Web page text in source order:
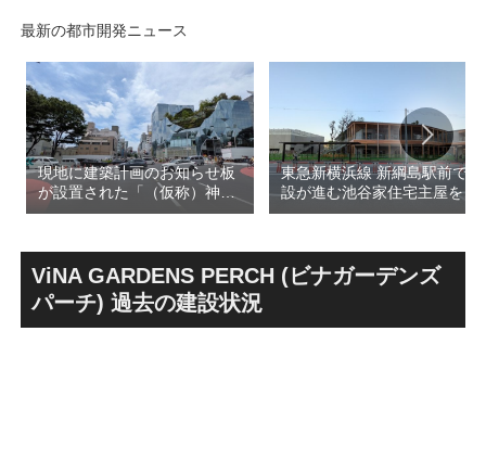
最新の都市開発ニュース
現地に建築計画のお知らせ板
が設置された「（仮称）神宮
前六丁目八角館建替計
SANAA設計で神宮前交差点に
新たな商業施設誕生へ！！
東急新横浜線 新綱島駅前で建
設が進む池谷家住宅主屋を活
用した「新綱島MICCA」！！
による新たな駅前拠点が2026
年秋誕生へ！！
ViNA GARDENS PERCH (ビナガーデンズ
パーチ) 過去の建設状況